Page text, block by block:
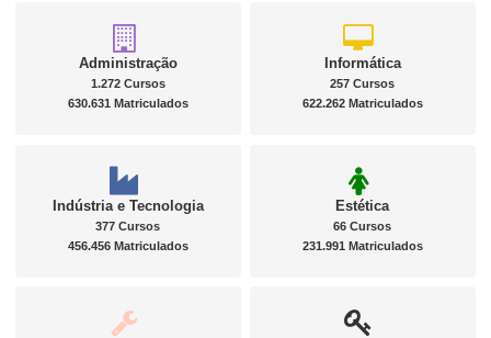
Administração
1.272 Cursos
630.631 Matriculados
Informática
257 Cursos
622.262 Matriculados
Indústria e Tecnologia
377 Cursos
456.456 Matriculados
Estética
66 Cursos
231.991 Matriculados